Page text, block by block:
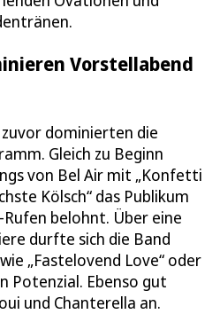
Vorstellabend
zuvor dominierten die
Gleich zu Beginn
von Bel Air mit „Konfetti
Kölsch“ das Publikum
belohnt. Über eine
durfte sich die Band
„Fastelovend Love“ oder
Potenzial. Ebenso gut
und Chanterella an.